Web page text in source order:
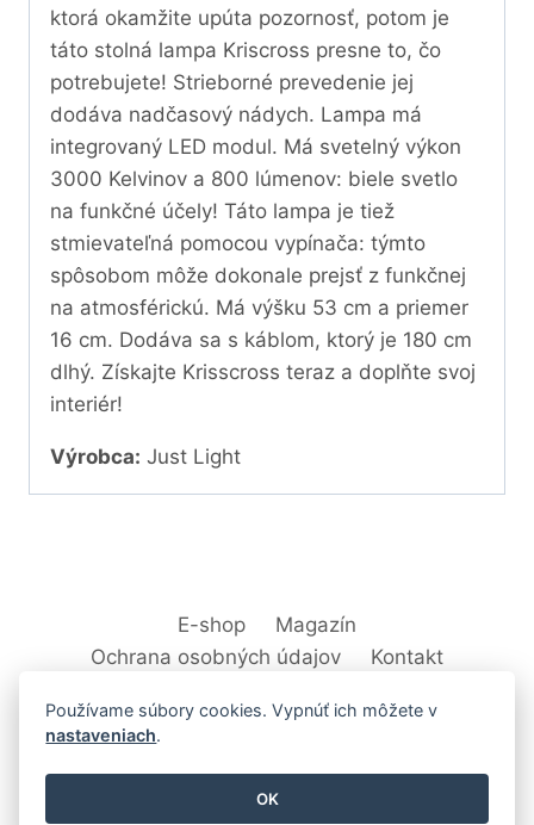
ktorá okamžite upúta pozornosť, potom je
táto stolná lampa Kriscross presne to, čo
potrebujete! Strieborné prevedenie jej
dodáva nadčasový nádych. Lampa má
integrovaný LED modul. Má svetelný výkon
3000 Kelvinov a 800 lúmenov: biele svetlo
na funkčné účely! Táto lampa je tiež
stmievateľná pomocou vypínača: týmto
spôsobom môže dokonale prejsť z funkčnej
na atmosférickú. Má výšku 53 cm a priemer
16 cm. Dodáva sa s káblom, ktorý je 180 cm
dlhý. Získajte Krisscross teraz a doplňte svoj
interiér!
Výrobca: Just Light
E-shop
Magazín
Ochrana osobných údajov
Kontakt
© 2026 Svet Interiéru - kuchyňa, kúpeľne,
Používame súbory cookies. Vypnúť ich môžete v
nastaveniach.
OK